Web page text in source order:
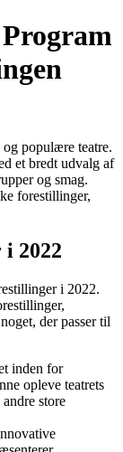
populære teatre.
et bredt udvalg af
og smag.
forestillinger,
2022
i 2022.
der passer til
inden for
opleve teatrets
store